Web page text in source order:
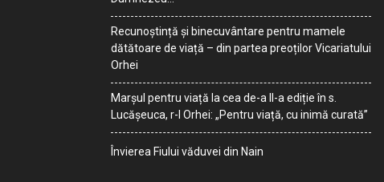
Recunoștință și binecuvântare pentru mamele
dătătoare de viață – din partea preoților Vicariatului
Orhei
Marșul pentru viață la cea de-a II-a ediție în s.
Lucășeuca, r-l Orhei: „Pentru viață, cu inimă curată”
Învierea Fiului văduvei din Nain